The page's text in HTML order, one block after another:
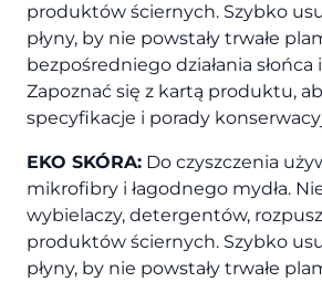
produktów ściernych. Szybko
płyny, by nie powstały trwałe
bezpośredniego działania słońca i
Zapoznać się z kartą produktu,
specyfikacje i porady
EKO SKÓRA: Do czyszczenia
mikrofibry i łagodnego mydła.
wybielaczy, detergentów,
produktów ściernych. Szybko
płyny, by nie powstały trwałe